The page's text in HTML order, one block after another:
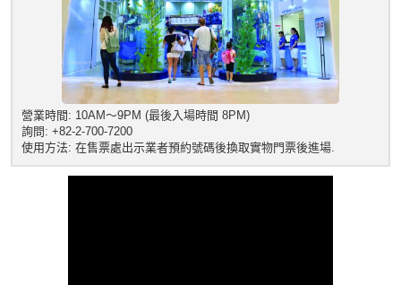
營業時間: 10AM～9PM (最後入場時間 8PM)
詢問: +82-2-700-7200
使用方法: 在售票處出示業者預約號碼後換取實物門票後進場.